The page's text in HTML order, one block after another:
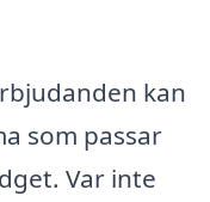
kan
som passar
Var inte